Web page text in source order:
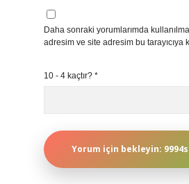
Daha sonraki yorumlarımda
adresim ve site adresim bu tarayıcıya
10 - 4 kaçtır? *